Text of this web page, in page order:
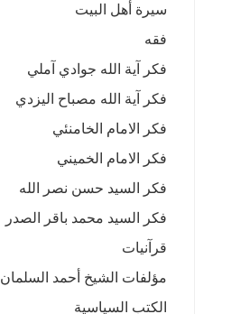
سيرة أهل البيت
فقه
فكر آية الله جوادي آملي
فكر آية الله مصباح اليزدي
فكر الامام الخامنئي
فكر الامام الخميني
فكر السيد حسن نصر الله
فكر السيد محمد باقر الصدر
قرآنيات
مؤلفات الشيخ أحمد السلمان
الكتب السياسية